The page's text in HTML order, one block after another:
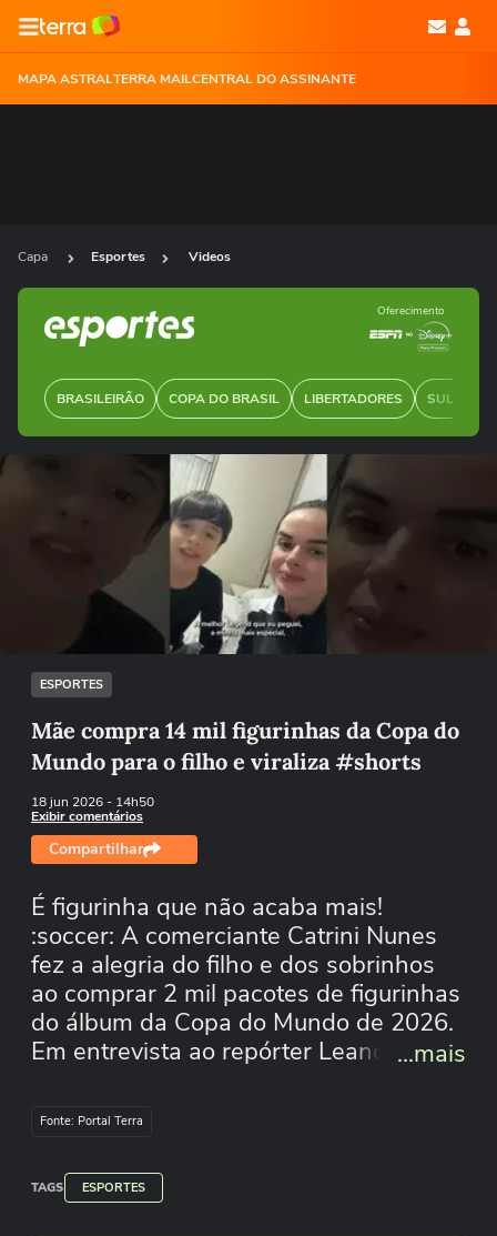
MAPA ASTRALTERRA MAILCENTRAL DO ASSINANTE
Capa Esportes Videos
BRASILEIRÃO COPA DO BRASIL LIBERTADORES SUL-
Oferecimento
Não foi possível reproduzir o vídeo
Tentar novamente
ESPORTES
Mãe compra 14 mil figurinhas da Copa do
Mundo para o filho e viraliza #shorts
18 jun 2026- 14h50
Exibir comentários
Compartilhar
É figurinha que não acaba mais!
:soccer: A comerciante Catrini Nunes
fez a alegria do filho e dos sobrinhos
ao comprar 2 mil pacotes de figurinhas
do álbum da Copa do Mundo de 2026.
Em entrevista ao repórter Leandro
Carlos, de 11 anos, contou que se
qual foi a figurinha que mais gostou de
tirar. #TerraMais #TerranaCopa
...mais
Fonte: Portal Terra
TAGS ESPORTES